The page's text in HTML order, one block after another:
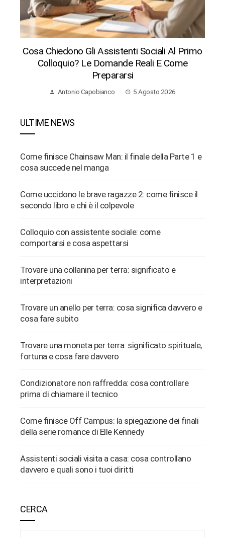
Cosa Chiedono Gli Assistenti Sociali Al Primo
Colloquio? Le Domande Reali E Come
Prepararsi
Antonio Capobianco 5 Agosto 2026
ULTIME NEWS
Come finisce Chainsaw Man: il finale della Parte 1 e
cosa succede nel manga
Come uccidono le brave ragazze 2: come finisce il
secondo libro e chi è il colpevole
Colloquio con assistente sociale: come
comportarsi e cosa aspettarsi
Trovare una collanina per terra: significato e
interpretazioni
Trovare un anello per terra: cosa significa davvero e
cosa fare subito
Trovare una moneta per terra: significato spirituale,
fortuna e cosa fare davvero
Condizionatore non raffredda: cosa controllare
prima di chiamare il tecnico
Come finisce Off Campus: la spiegazione dei finali
della serie romance di Elle Kennedy
Assistenti sociali visita a casa: cosa controllano
davvero e quali sono i tuoi diritti
CERCA